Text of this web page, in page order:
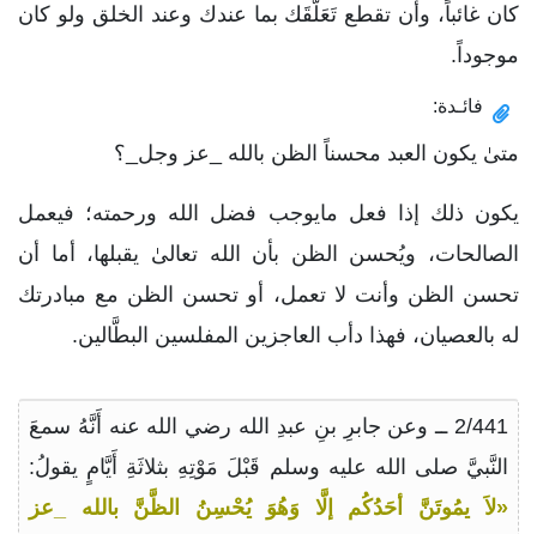
كان غائباً، وأن تقطع تَعَلُّقَك بما عندك وعند الخلق ولو كان
موجوداً.
فائـدة:
متىٰ يكون العبد محسناً الظن بالله _عز وجل_؟
يكون ذلك إذا فعل مايوجب فضل الله ورحمته؛ فيعمل
الصالحات، ويُحسن الظن بأن الله تعالىٰ يقبلها، أما أن
تحسن الظن وأنت لا تعمل، أو تحسن الظن مع مبادرتك
له بالعصيان، فهذا دأب العاجزين المفلسين البطَّالين.
2/441 ــ وعن جابرِ بنِ عبدِ الله رضي الله عنه أَنَّهُ سمعَ
النَّبيَّ صلى الله عليه وسلم قَبْلَ مَوْتِهِ بثلاثَةِ أَيَّامٍ يقولُ:
«لاَ يمُوتَنَّ أحَدُكُم إلَّا وَهُوَ يُحْسِنُ الظَّنَّ بالله _عز